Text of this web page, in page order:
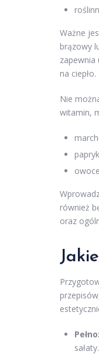
Ważne
brązowy
zapewnia
na ciepło.
Nie
witamin,
również
oraz